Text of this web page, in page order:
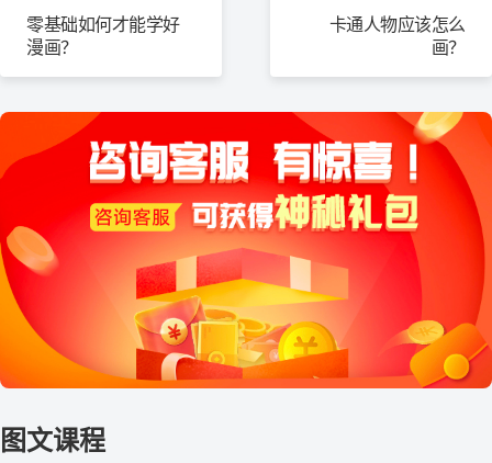
零基础如何才能学好
漫画？
卡通人物应该怎么
画？